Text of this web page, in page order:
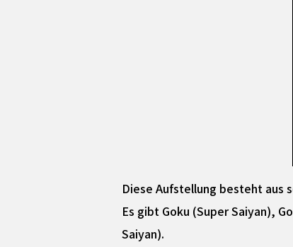
Diese Aufstellung besteht aus
Es gibt Goku (Super Saiyan),
Saiyan).